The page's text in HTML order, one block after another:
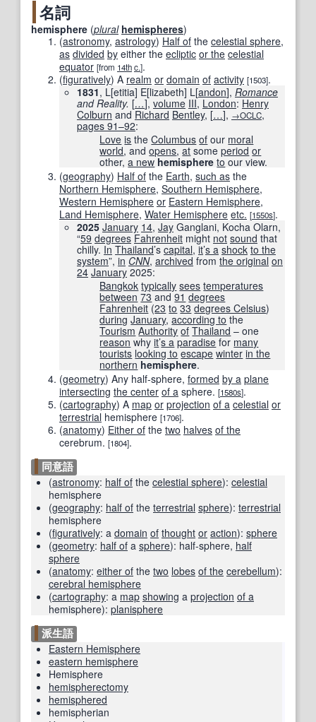
名詞
hemisphere (plural hemispheres)
(astronomy, astrology) Half of the celestial sphere,
as divided by either the ecliptic or the celestial
equator [from 14thc.].
(figuratively) A realm or domain of activity [1503].
1831, L[etitia] E[lizabeth] L[andon], Romance
and Reality. […], volume III, London: Henry
Colburn and Richard Bentley, […], →OCLC,
pages 91–92:
Love is theColumbus of our moral
world, andopens,at someperiod or
other,a new hemisphere to our view.
(geography) Half of the Earth, such as the
Northern Hemisphere, Southern Hemisphere,
Western Hemisphere or Eastern Hemisphere,
Land Hemisphere, Water Hemisphere etc. [1550s].
2025 January 14, Jay Ganglani, Kocha Olarn,
“59 degrees Fahrenheit might not sound that
chilly. In Thailand’s capital, it’s a shock to the
system”, in CNN‎, archived from the original on
24 January 2025:
Bangkok typically sees temperatures
between 73 and91 degrees
Fahrenheit (23 to 33 degrees Celsius)
during January,according to the
Tourism Authority of Thailand – one
reason whyit’s a paradise for many
tourists looking to escape winter in the
northern hemisphere.
(geometry) Any half-sphere, formed by a plane
intersecting the center of a sphere. [1580s].
(cartography) A map or projection of a celestial or
terrestrial hemisphere [1706].
(anatomy) Either of the two halves of the
cerebrum. [1804].
同意語
(astronomy: half of the celestial sphere): celestial
hemisphere
(geography: half of the terrestrial sphere): terrestrial
hemisphere
(figuratively: a domain of thought or action): sphere
(geometry: half of a sphere): half-sphere, half
sphere
(anatomy: either of the two lobes of the cerebellum):
cerebral hemisphere
(cartography: a map showing a projection of a
hemisphere): planisphere
派生語
Eastern Hemisphere
eastern hemisphere
Hemisphere
hemispherectomy
hemisphered
hemispherian